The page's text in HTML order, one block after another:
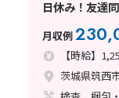
日休み！友達
月収例
【時給】
茨城県筑西